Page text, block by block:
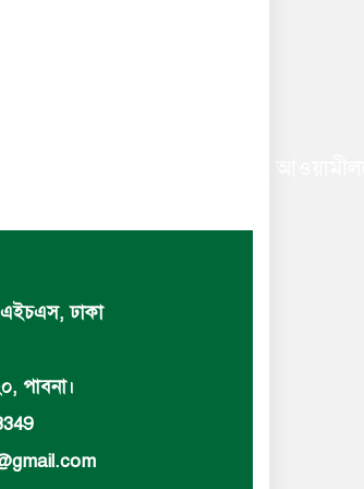
ও অঙ্গসহযোগি সংগঠন এবং
ঢাকা
পাবনা।